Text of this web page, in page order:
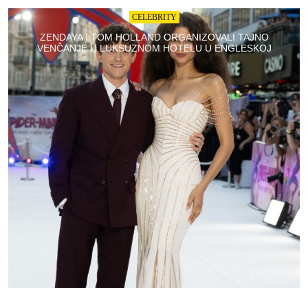
CELEBRITY
ZENDAYA I TOM HOLLAND ORGANIZOVALI TAJNO
VENČANJE U LUKSUZNOM HOTELU U ENGLESKOJ